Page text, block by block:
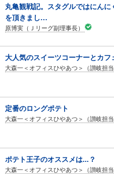
丸亀観戦記。スタグルではにん
を頂きまし…
原博実（Ｊリーグ副理事長）
大人気のスイーツコーナーとカフ
大森一＜オフィスひやあつ＞（讃岐担当
定番のロングポテト
大森一＜オフィスひやあつ＞（讃岐担当
ポテト王子のオススメは...？
大森一＜オフィスひやあつ＞（讃岐担当